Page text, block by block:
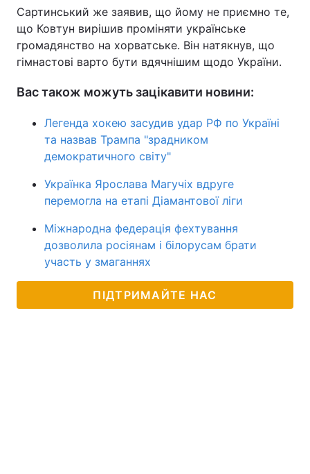
Сартинський же заявив, що йому не приємно те,
що Ковтун вирішив проміняти українське
громадянство на хорватське. Він натякнув, що
гімнастові варто бути вдячнішим щодо України.
Вас також можуть зацікавити новини:
Легенда хокею засудив удар РФ по Україні
та назвав Трампа "зрадником
демократичного світу"
Українка Ярослава Магучіх вдруге
перемогла на етапі Діамантової ліги
Міжнародна федерація фехтування
дозволила росіянам і білорусам брати
участь у змаганнях
ПІДТРИМАЙТЕ НАС